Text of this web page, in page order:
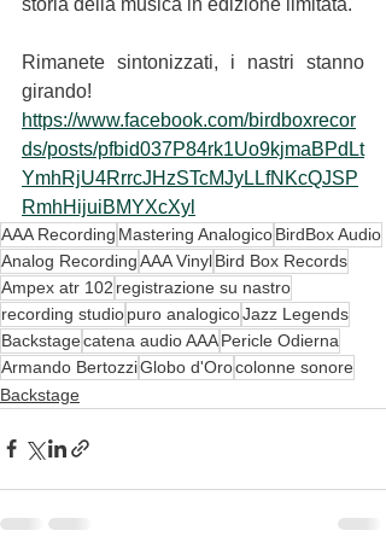
Rimanete sintonizzati, i nastri stanno
https://www.facebook.com/birdboxrecor
ds/posts/pfbid037P84rk1Uo9kjmaBPdLt
YmhRjU4RrrcJHzSTcMJyLLfNKcQJSP
RmhHijuiBMYXcXyl
AAA Recording Mastering AnalogicoBirdBox Audio
Analog RecordingAAA VinylBird Box Records
Ampex atr 102 registrazione su nastro
recording studiopuro analogicoJazz Legends
Backstagecatena audio AAAPericle Odierna
Armando BertozziGlobo d'Orocolonne sonore
Backstage